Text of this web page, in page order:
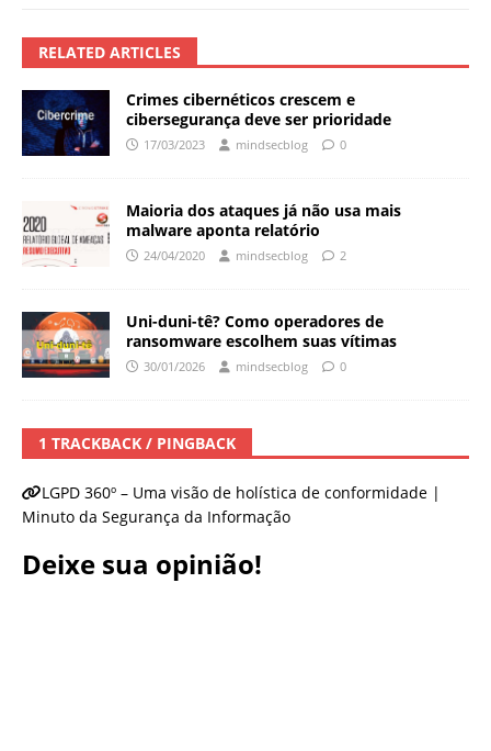
RELATED ARTICLES
Crimes cibernéticos crescem e
cibersegurança deve ser prioridade
17/03/2023 mindsecblog 0
Maioria dos ataques já não usa mais
malware aponta relatório
24/04/2020 mindsecblog 2
Uni-duni-tê? Como operadores de
ransomware escolhem suas vítimas
30/01/2026 mindsecblog 0
1 TRACKBACK / PINGBACK
LGPD 360º – Uma visão de holística de conformidade |
Minuto da Segurança da Informação
Deixe sua opinião!